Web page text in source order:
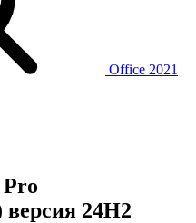
Office 2021
Pro
24H2